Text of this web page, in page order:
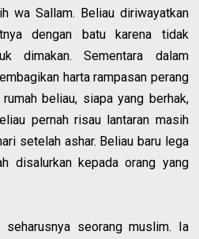
wa Sallam. Beliau diriwayatkan
dengan batu karena tidak
dimakan. Sementara dalam
harta rampasan perang
rumah beliau, siapa yang berhak,
pernah risau lantaran masih
setelah ashar. Beliau baru lega
disalurkan kepada orang yang
seharusnya seorang muslim. Ia